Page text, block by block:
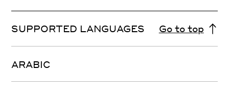
SUPPORTED LANGUAGES Go to top
ARABIC